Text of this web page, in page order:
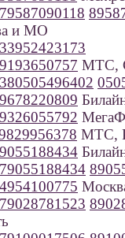
79587090118
и МО
33952423173
9193650757 МТС,
380505496402
9678220809
9326055792
МТС,
9055188434
79055188434
4954100775
79028781523